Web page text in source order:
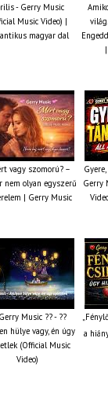
- Gerry Music
Music Video) |
magyar dal
vagy szomorú? –
nem olyan egyszerű
| Gerry Music
Gerry
Music ?? - ??
hülye vagy, én úgy
(Official Music
Video)
a